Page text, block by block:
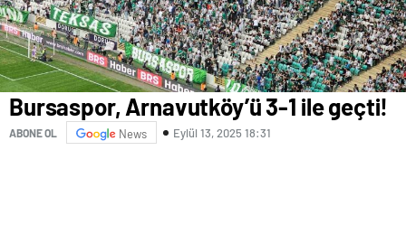
Bursaspor, Arnavutköy’ü 3-1 ile geçti!
ABONE OL News Eylül 13, 2025 18:31